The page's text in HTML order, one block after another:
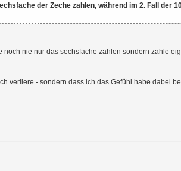
der Zeche zahlen, während im 2. Fall der
nie nur das sechsfache zahlen sondern zahle
verliere - sondern dass ich das Gefühl habe dabei